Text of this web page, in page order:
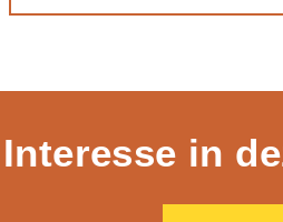
Interesse in